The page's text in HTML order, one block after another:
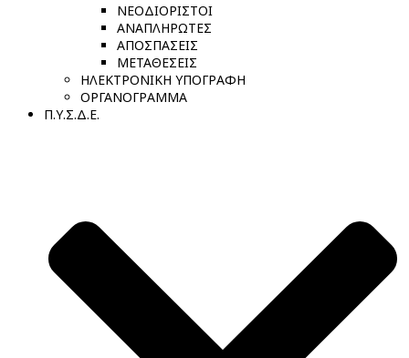
ΝΕΟΔΙΟΡΙΣΤΟΙ
ΑΝΑΠΛΗΡΩΤΕΣ
ΑΠΟΣΠΑΣΕΙΣ
ΜΕΤΑΘΕΣΕΙΣ
ΗΛΕΚΤΡΟΝΙΚΗ ΥΠΟΓΡΑΦΗ
ΟΡΓΑΝΟΓΡΑΜΜΑ
Π.Υ.Σ.Δ.Ε.